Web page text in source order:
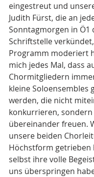
eingestreut und
Judith Fürst, die an
Sonntagmorgen in Ö1
Schriftstelle
Programm moderiert
mich jedes Mal, dass
Chormitgliedern
kleine Soloensembles
werden, die nicht
konkurrieren, sondern
übereinander freuen.
unsere beiden
Höchstform getrieben
selbst ihre volle
uns überspringen